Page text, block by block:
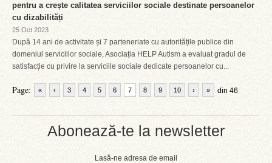
Abonează-te la newsletter
Lasă-ne adresa de email
pentru a crește calitatea serviciilor sociale destinate persoanelor
cu dizabilități
25 Oct 2023
După 14 ani de activitate și 7 parteneriate cu autoritățile publice din
domeniul serviciilor sociale, Asociația HELP Autism a evaluat gradul de
satisfacție cu privire la serviciile sociale dedicate persoanelor cu...
Page: « ‹ 3 4 5 6 7 8 9 10 din 46
› »